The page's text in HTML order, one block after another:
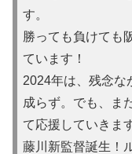
す。
勝っても負けても
ています！
2024年は、残念な
成らず。でも、ま
て応援していきま
藤川新監督誕生！